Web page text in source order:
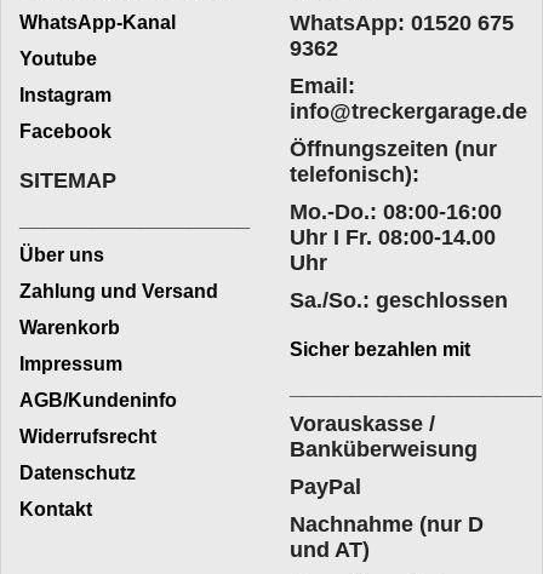
WhatsApp-Kanal
Youtube
Instagram
Facebook
WhatsApp: 01520 675
9362
Email:
info@treckergarage.de
Öffnungszeiten (nur
telefonisch):
Mo.-Do.: 08:00-16:00
Uhr I Fr. 08:00-14.00
Uhr
Sa./So.: geschlossen
SITEMAP
Über uns
Zahlung und Versand
Warenkorb
Impressum
AGB/Kundeninfo
Widerrufsrecht
Datenschutz
Kontakt
Sicher bezahlen mit
Vorauskasse /
Banküberweisung
PayPal
Nachnahme (nur D
und AT)